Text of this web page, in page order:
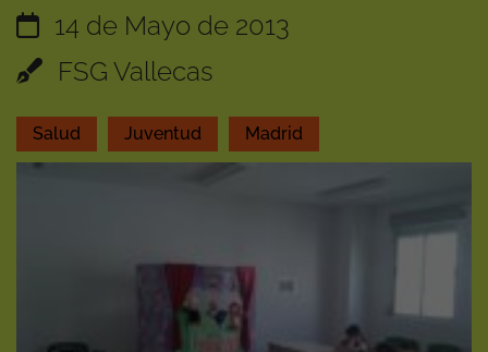
14 de Mayo de 2013
FSG Vallecas
Salud Juventud Madrid